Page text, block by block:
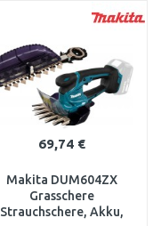
69,74 €
Makita DUM604ZX
Grasschere
Strauchschere, Akku,